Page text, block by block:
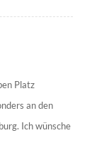
Platz
an den
Ich wünsche